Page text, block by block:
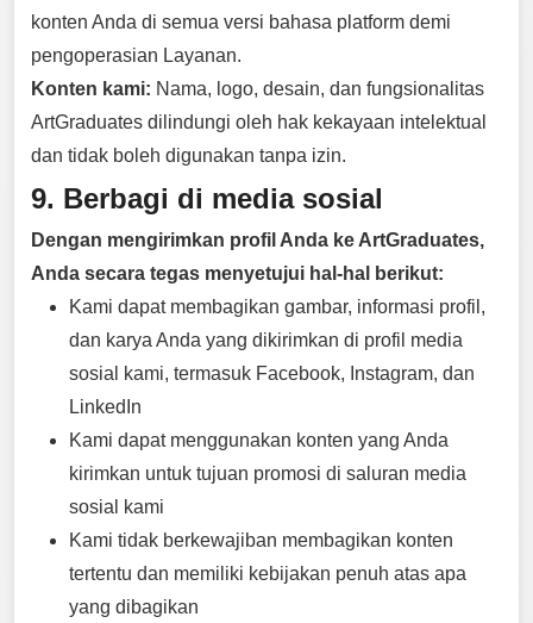
konten Anda di semua versi bahasa platform demi
pengoperasian Layanan.
Konten kami: Nama, logo, desain, dan fungsionalitas
ArtGraduates dilindungi oleh hak kekayaan intelektual
dan tidak boleh digunakan tanpa izin.
9. Berbagi di media sosial
Dengan mengirimkan profil Anda ke ArtGraduates,
Anda secara tegas menyetujui hal-hal berikut:
Kami dapat membagikan gambar, informasi profil,
dan karya Anda yang dikirimkan di profil media
sosial kami, termasuk Facebook, Instagram, dan
LinkedIn
Kami dapat menggunakan konten yang Anda
kirimkan untuk tujuan promosi di saluran media
sosial kami
Kami tidak berkewajiban membagikan konten
tertentu dan memiliki kebijakan penuh atas apa
yang dibagikan